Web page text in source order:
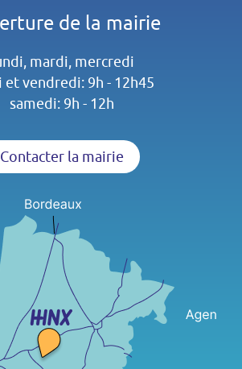
de la mairie
mardi, mercredi
et vendredi: 9h - 12h45
samedi: 9h - 12h
Contacter la mairie